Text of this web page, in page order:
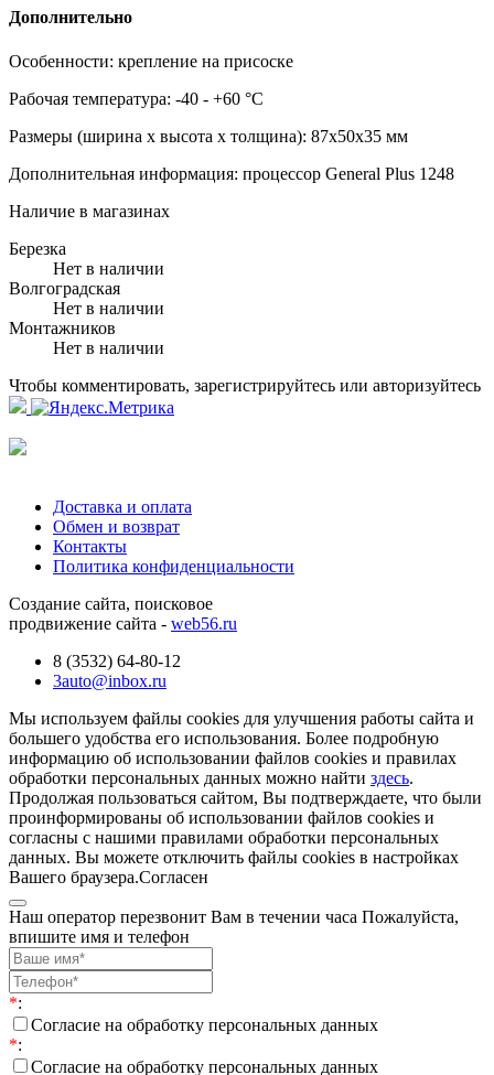
Дополнительно
Особенности: крепление на присоске
Рабочая температура: -40 - +60 °C
Размеры (ширина x высота x толщина): 87x50x35 мм
Дополнительная информация: процессор General Plus 1248
Наличие в магазинах
Березка
Нет в наличии
Волгоградская
Нет в наличии
Монтажников
Нет в наличии
Чтобы комментировать, зарегистрируйтесь или авторизуйтесь
Доставка и оплата
Обмен и возврат
Контакты
Политика конфиденциальности
Создание сайта, поисковое
продвижение сайта - web56.ru
8 (3532) 64-80-12
3auto@inbox.ru
Мы используем файлы cookies для улучшения работы сайта и
большего удобства его использования. Более подробную
информацию об использовании файлов cookies и правилах
обработки персональных данных можно найти здесь.
Продолжая пользоваться сайтом, Вы подтверждаете, что были
проинформированы об использовании файлов cookies и
согласны с нашими правилами обработки персональных
данных. Вы можете отключить файлы cookies в настройках
Вашего браузера.Согласен
Наш оператор перезвонит Вам в течении часа Пожалуйста,
впишите имя и телефон
*:
Согласие на обработку персональных данных
*:
Согласие на обработку персональных данных